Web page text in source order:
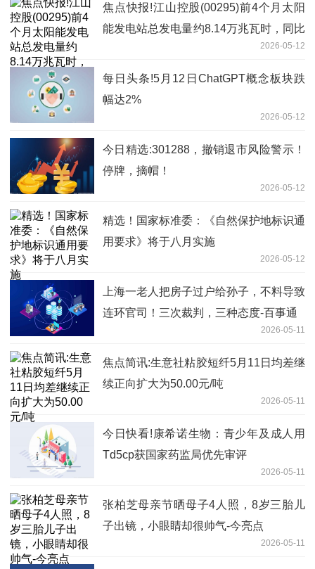
焦点快报!江山控股(00295)前4个月太阳
能发电站总发电量约8.14万兆瓦时，同比
2026-05-12
每日头条!5月12日ChatGPT概念板块跌
幅达2%
2026-05-12
今日精选:301288，撤销退市风险警示！
停牌，摘帽！
2026-05-12
精选！国家标准委：《自然保护地标识通
用要求》将于八月实施
2026-05-12
上海一老人把房子过户给孙子，不料导致
连环官司！三次裁判，三种态度-百事通
2026-05-11
焦点简讯:生意社粘胶短纤5月11日均差继
续正向扩大为50.00元/吨
2026-05-11
今日快看!康希诺生物：青少年及成人用
Td5cp获国家药监局优先审评
2026-05-11
张柏芝母亲节晒母子4人照，8岁三胎儿
子出镜，小眼睛却很帅气-今亮点
2026-05-11